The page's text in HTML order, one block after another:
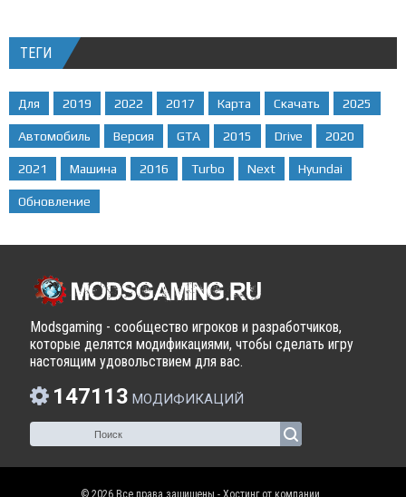
ТЕГИ
Для 2019 2022 2017 Карта Скачать 2025
Автомобиль Версия GTA 2015 Drive 2020
2021 Машина 2016 Turbo Next Hyundai
Обновление
Modsgaming - сообщество игроков и разработчиков,
которые делятся модификациями, чтобы сделать игру
настоящим удовольствием для вас.
147113 МОДИФИКАЦИЙ